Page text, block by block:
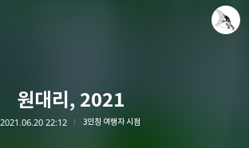
원대리, 2021
2021.06.20 22:12 3인칭 여행자 시점